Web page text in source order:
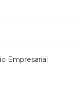
Empresarial